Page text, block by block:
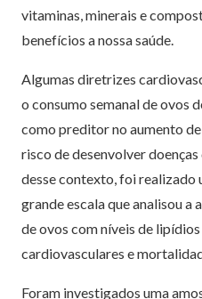
vitaminas, minerais e
benefícios a nossa saúde.
Algumas diretrizes
o consumo semanal de ovos
como preditor no aumento
risco de desenvolver
desse contexto, foi
grande escala que analisou a
de ovos com níveis de lipídios
cardiovasculares e
Foram investigados uma